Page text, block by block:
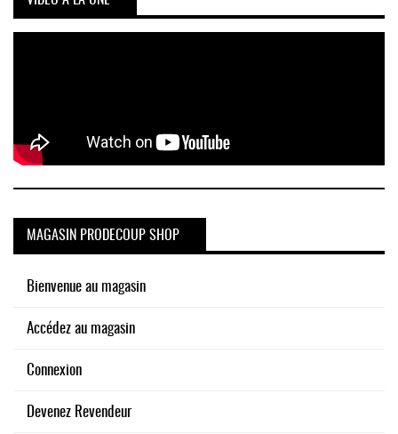
MAGASIN PRODECOUP SHOP
Bienvenue au magasin
Accédez au magasin
Connexion
Devenez Revendeur